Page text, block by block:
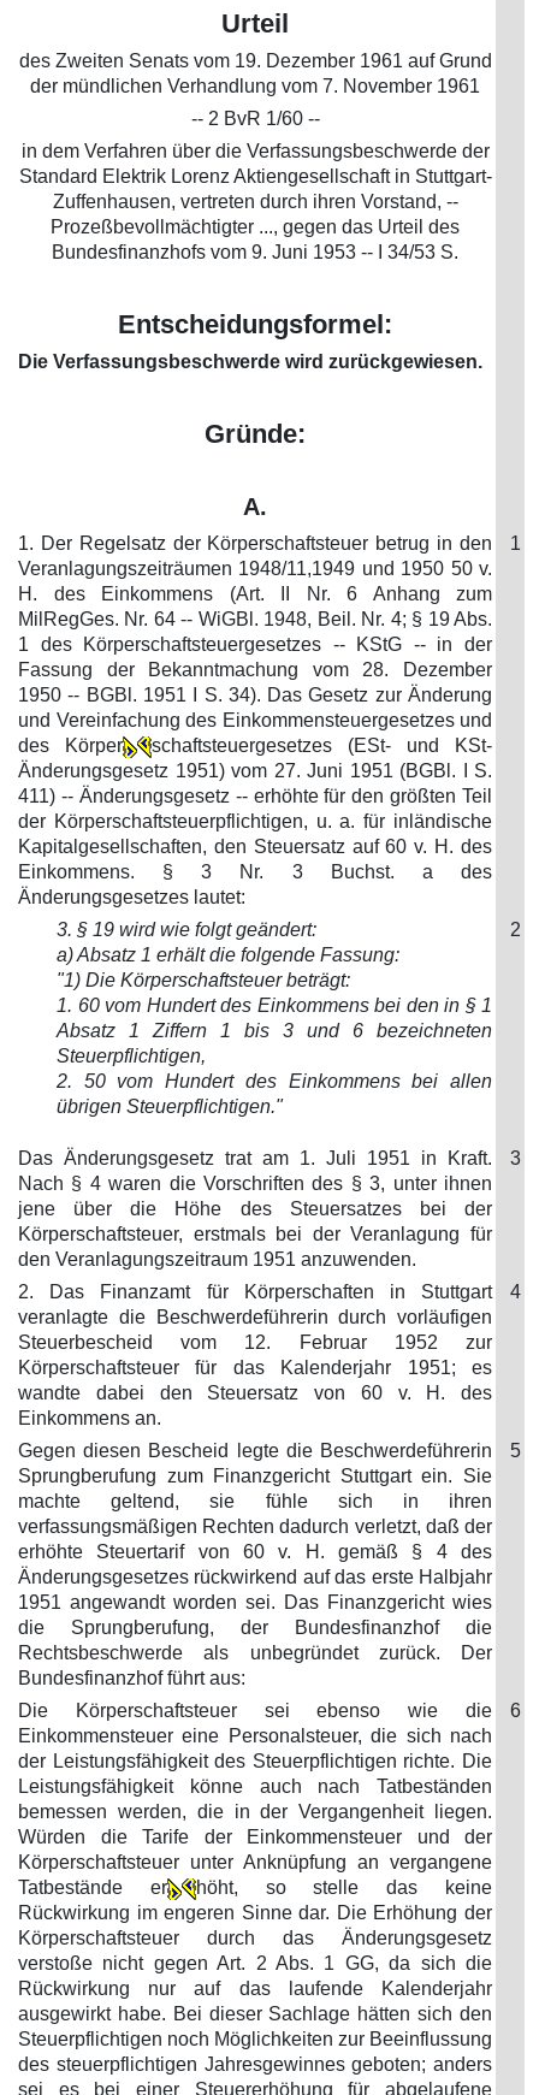
Urteil
des Zweiten Senats vom 19. Dezember 1961 auf Grund
der mündlichen Verhandlung vom 7. November 1961
-- 2 BvR 1/60 --
in dem Verfahren über die Verfassungsbeschwerde der
Standard Elektrik Lorenz Aktiengesellschaft in Stuttgart-
Zuffenhausen, vertreten durch ihren Vorstand, --
Prozeßbevollmächtigter ..., gegen das Urteil des
Bundesfinanzhofs vom 9. Juni 1953 -- I 34/53 S.
Entscheidungsformel:
Die Verfassungsbeschwerde wird zurückgewiesen.
Gründe:
A.
1. Der Regelsatz der Körperschaftsteuer betrug in den
Veranlagungszeiträumen 1948/11,1949 und 1950 50 v.
H. des Einkommens (Art. II Nr. 6 Anhang zum
MilRegGes. Nr. 64 -- WiGBl. 1948, Beil. Nr. 4; § 19 Abs.
1 des Körperschaftsteuergesetzes -- KStG -- in der
Fassung der Bekanntmachung vom 28. Dezember
1950 -- BGBl. 1951 I S. 34). Das Gesetz zur Änderung
und Vereinfachung des Einkommensteuergesetzes und
des Körper
schaftsteuergesetzes (ESt- und KSt-
Änderungsgesetz 1951) vom 27. Juni 1951 (BGBl. I S.
411) -- Änderungsgesetz -- erhöhte für den größten Teil
der Körperschaftsteuerpflichtigen, u. a. für inländische
Kapitalgesellschaften, den Steuersatz auf 60 v. H. des
Einkommens. § 3 Nr. 3 Buchst. a des
Änderungsgesetzes lautet:
1
3. § 19 wird wie folgt geändert:
a) Absatz 1 erhält die folgende Fassung:
"1) Die Körperschaftsteuer beträgt:
1. 60 vom Hundert des Einkommens bei den in § 1
Absatz 1 Ziffern 1 bis 3 und 6 bezeichneten
Steuerpflichtigen,
2. 50 vom Hundert des Einkommens bei allen
übrigen Steuerpflichtigen."
2
Das Änderungsgesetz trat am 1. Juli 1951 in Kraft.
Nach § 4 waren die Vorschriften des § 3, unter ihnen
jene über die Höhe des Steuersatzes bei der
Körperschaftsteuer, erstmals bei der Veranlagung für
den Veranlagungszeitraum 1951 anzuwenden.
3
2. Das Finanzamt für Körperschaften in Stuttgart
veranlagte die Beschwerdeführerin durch vorläufigen
Steuerbescheid vom 12. Februar 1952 zur
Körperschaftsteuer für das Kalenderjahr 1951; es
wandte dabei den Steuersatz von 60 v. H. des
Einkommens an.
4
Gegen diesen Bescheid legte die Beschwerdeführerin
Sprungberufung zum Finanzgericht Stuttgart ein. Sie
machte geltend, sie fühle sich in ihren
verfassungsmäßigen Rechten dadurch verletzt, daß der
erhöhte Steuertarif von 60 v. H. gemäß § 4 des
Änderungsgesetzes rückwirkend auf das erste Halbjahr
1951 angewandt worden sei. Das Finanzgericht wies
die Sprungberufung, der Bundesfinanzhof die
Rechtsbeschwerde als unbegründet zurück. Der
Bundesfinanzhof führt aus:
5
Die Körperschaftsteuer sei ebenso wie die
Einkommensteuer eine Personalsteuer, die sich nach
der Leistungsfähigkeit des Steuerpflichtigen richte. Die
Leistungsfähigkeit könne auch nach Tatbeständen
bemessen werden, die in der Vergangenheit liegen.
Würden die Tarife der Einkommensteuer und der
Körperschaftsteuer unter Anknüpfung an vergangene
Tatbestände er
höht, so stelle das keine
Rückwirkung im engeren Sinne dar. Die Erhöhung der
Körperschaftsteuer durch das Änderungsgesetz
verstoße nicht gegen Art. 2 Abs. 1 GG, da sich die
Rückwirkung nur auf das laufende Kalenderjahr
ausgewirkt habe. Bei dieser Sachlage hätten sich den
Steuerpflichtigen noch Möglichkeiten zur Beeinflussung
des steuerpflichtigen Jahresgewinnes geboten; anders
sei es bei einer Steuererhöhung für abgelaufene
6